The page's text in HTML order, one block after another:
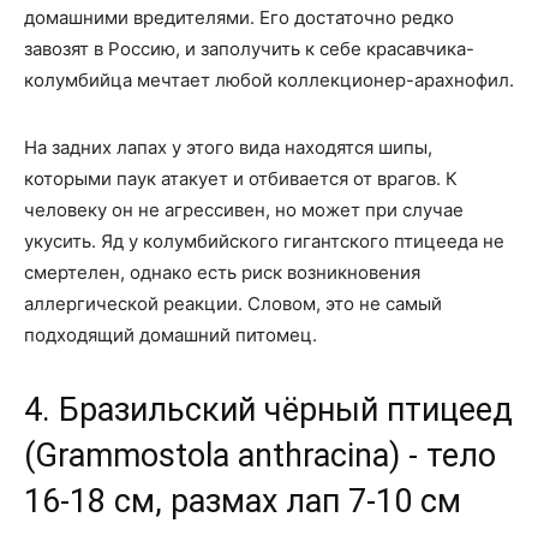
домашними вредителями. Его достаточно редко
завозят в Россию, и заполучить к себе красавчика-
колумбийца мечтает любой коллекционер-арахнофил.
На задних лапах у этого вида находятся шипы,
которыми паук атакует и отбивается от врагов. К
человеку он не агрессивен, но может при случае
укусить. Яд у колумбийского гигантского птицееда не
смертелен, однако есть риск возникновения
аллергической реакции. Словом, это не самый
подходящий домашний питомец.
4. Бразильский чёрный птицеед
(Grammostola anthracina) - тело
16-18 см, размах лап 7-10 см